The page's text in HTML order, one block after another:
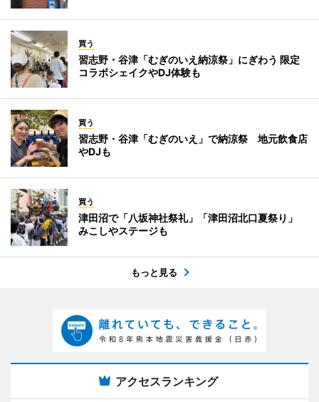
買う
習志野・谷津「むぎのいえ納涼祭」にぎわう 限定
コラボシェイクやDJ体験も
買う
習志野・谷津「むぎのいえ」で納涼祭 地元飲食店
やDJも
買う
津田沼で「八坂神社祭礼」「津田沼北口夏祭り」
みこしやステージも
もっと見る
アクセスランキング